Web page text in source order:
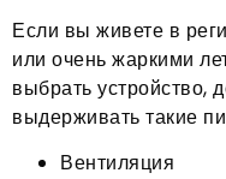
Если вы живете в
или очень жаркими
выбрать устройство,
выдерживать такие
Вентиляция